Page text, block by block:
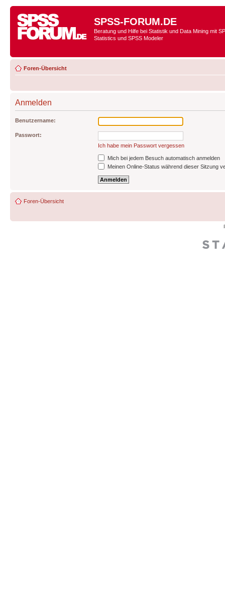
SPSS-FORUM.DE
Beratung und Hilfe bei Statistik und Data Mining mit
Statistics und SPSS Modeler
Foren-Übersicht
Anmelden
Benutzername:
Passwort:
Ich habe mein Passwort vergessen
Mich bei jedem Besuch automatisch anmelden
Meinen Online-Status während dieser Sitzung
Foren-Übersicht